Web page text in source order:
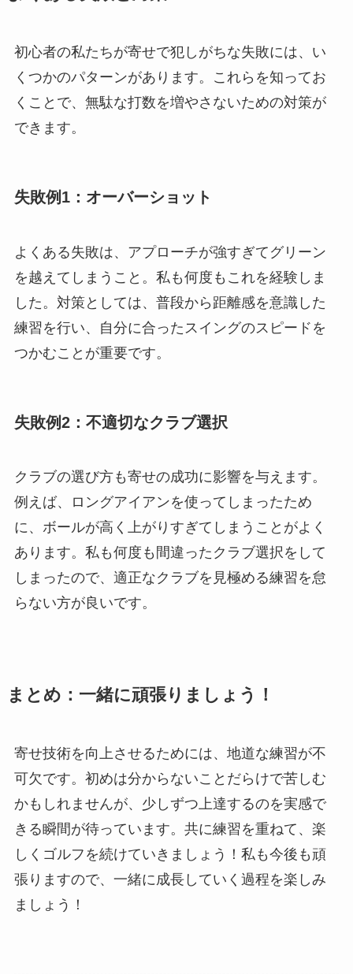
初心者の私たちが寄せで犯しがちな失敗には、い
くつかのパターンがあります。これらを知ってお
くことで、無駄な打数を増やさないための対策が
できます。
失敗例1：オーバーショット
よくある失敗は、アプローチが強すぎてグリーン
を越えてしまうこと。私も何度もこれを経験しま
した。対策としては、普段から距離感を意識した
練習を行い、自分に合ったスイングのスピードを
つかむことが重要です。
失敗例2：不適切なクラブ選択
クラブの選び方も寄せの成功に影響を与えます。
例えば、ロングアイアンを使ってしまったため
に、ボールが高く上がりすぎてしまうことがよく
あります。私も何度も間違ったクラブ選択をして
しまったので、適正なクラブを見極める練習を怠
らない方が良いです。
まとめ：一緒に頑張りましょう！
寄せ技術を向上させるためには、地道な練習が不
可欠です。初めは分からないことだらけで苦しむ
かもしれませんが、少しずつ上達するのを実感で
きる瞬間が待っています。共に練習を重ねて、楽
しくゴルフを続けていきましょう！私も今後も頑
張りますので、一緒に成長していく過程を楽しみ
ましょう！